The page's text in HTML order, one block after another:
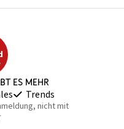
es mehr
Trends
nicht mit